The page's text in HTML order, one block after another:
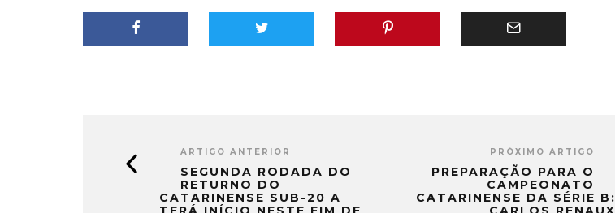
ARTIGO ANTERIOR
SEGUNDA RODADA DO
RETURNO DO
CATARINENSE SUB-20 A
PRÓXIMO ARTIGO
PREPARAÇÃO PARA O
CAMPEONATO
CATARINENSE DA SÉRIE B: